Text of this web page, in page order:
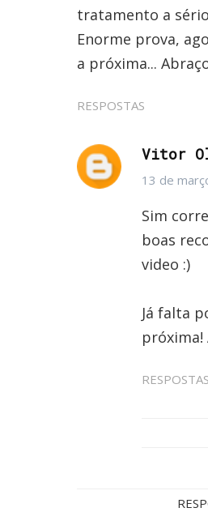
tratamento a
Enorme prova,
a próxima...
RESPOSTAS
Vitor
13 de
Sim
boas
video :)
Já falta
próxima!
RESPOSTAS